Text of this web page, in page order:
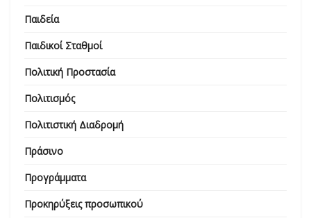
Παιδεία
Παιδικοί Σταθμοί
Πολιτική Προστασία
Πολιτισμός
Πολιτιστική Διαδρομή
Πράσινο
Προγράμματα
Προκηρύξεις προσωπικού